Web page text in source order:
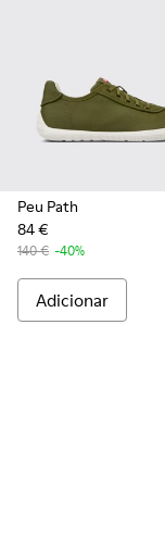
Peu Path
84 €
140 € -40%
Adicionar